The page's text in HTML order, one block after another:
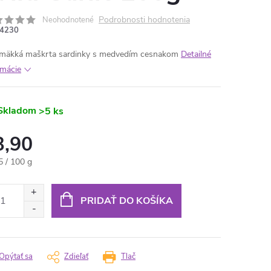
Neohodnotené Podrobnosti hodnotenia
4230
maškrta sardinky s medvedím cesnakom Detailné
>5 ks
/ 100 g
PRIDAŤ DO KOŠÍKA
Tlač
sa Zdieľať